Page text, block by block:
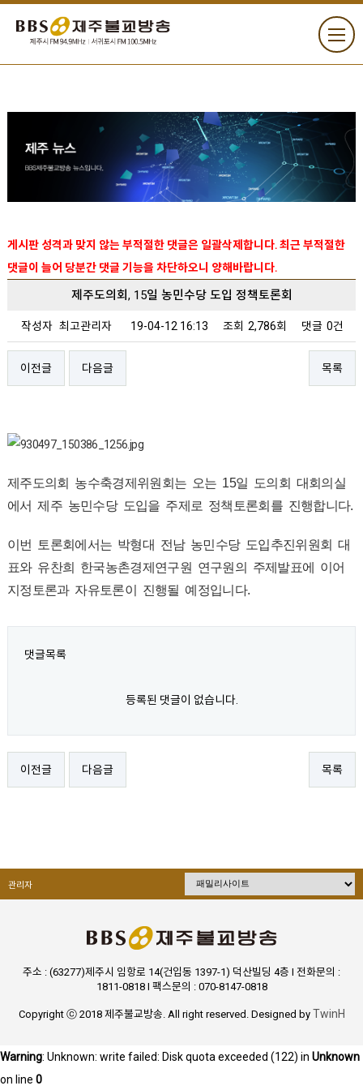
게시판 성격과 맞지 않는 부적절한 댓글은 일괄삭제합니다. 최근 부적절한
댓글이 늘어 당분간 댓글 기능을 차단하오니 양해바랍니다.
제주도의회, 15일 농민수당 도입 정책토론회
작성자 최고관리자 19-04-12 16:13 조회 2,786회 댓글 0건
이전글 다음글 목록
제주도의회 농수축경제위원회는 오는 15일 도의회 대회의실
에서 제주 농민수당 도입을 주제로 정책토론회를 진행합니다.
이번 토론회에서는 박형대 전남 농민수당 도입추진위원회 대
표와 유찬희 한국농촌경제연구원 연구원의 주제발표에 이어
지정토론과 자유토론이 진행될 예정입니다.
댓글목록
등록된 댓글이 없습니다.
이전글 다음글 목록
관리자
주소 : (63277)제주시 임항로 14(건입동 1397-1) 덕산빌딩 4층 I 전화문의 :
1811-0818 I 팩스문의 : 070-8147-0818
Copyright ⓒ 2018 제주불교방송. All right reserved. Designed by TwinH
Warning: Unknown: write failed: Disk quota exceeded (122) in Unknown
on line 0